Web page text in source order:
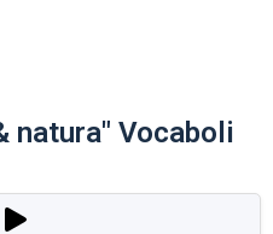
natura" Vocaboli